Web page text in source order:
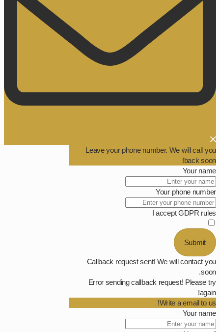
Leave your phone number. We will call you
back soon!
Your name
Your phone number
I accept GDPR rules
Submit
Callback request sent! We will contact you
soon.
Error sending callback request! Please try
again!
Write a email to us!
Your name